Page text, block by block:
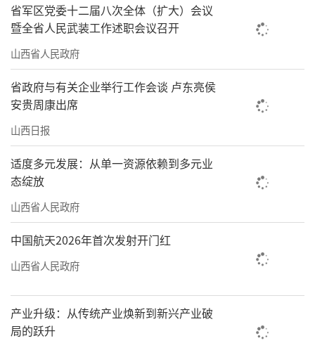
省军区党委十二届八次全体（扩大）会议
暨全省人民武装工作述职会议召开
山西省人民政府
省政府与有关企业举行工作会谈 卢东亮侯
安贵周康出席
山西日报
适度多元发展：从单一资源依赖到多元业
态绽放
山西省人民政府
中国航天2026年首次发射开门红
山西省人民政府
产业升级：从传统产业焕新到新兴产业破
局的跃升